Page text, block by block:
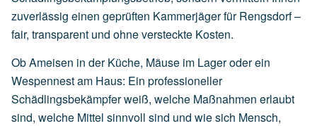
zuverlässig einen geprüften Kammerjäger für Rengsdorf –
fair, transparent und ohne versteckte Kosten.
Ob Ameisen in der Küche, Mäuse im Lager oder ein
Wespennest am Haus: Ein professioneller
Schädlingsbekämpfer weiß, welche Maßnahmen erlaubt
sind, welche Mittel sinnvoll sind und wie sich Mensch,